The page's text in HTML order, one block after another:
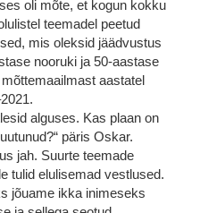
oli mõte, et kogun kokku
teemadel peetud
mis oleksid jäädvustus
nooruki ja 50-aastase
aastatel
alguses. Kas plaan on
päris Oskar.
jah. Suurte teemade
tulid elulisemad vestlused.
jõuame ikka inimeseks